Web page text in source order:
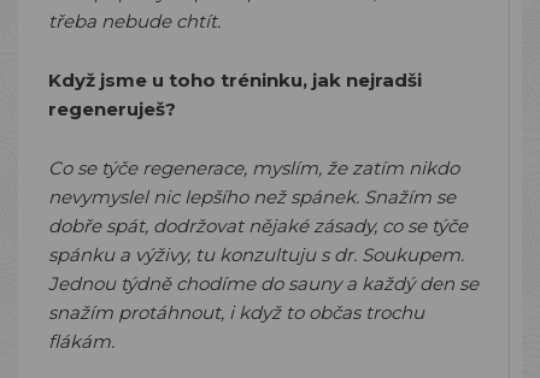
třeba nebude chtít.
Když jsme u toho tréninku, jak nejradši
regeneruješ?
Co se týče regenerace, myslím, že zatím nikdo
nevymyslel nic lepšího než spánek. Snažím se
dobře spát, dodržovat nějaké zásady, co se týče
spánku a výživy, tu konzultuju s dr. Soukupem.
Jednou týdně chodíme do sauny a každý den se
snažím protáhnout, i když to občas trochu
flákám.